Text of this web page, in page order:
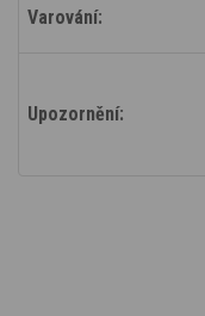
Varování:
Upozornění: